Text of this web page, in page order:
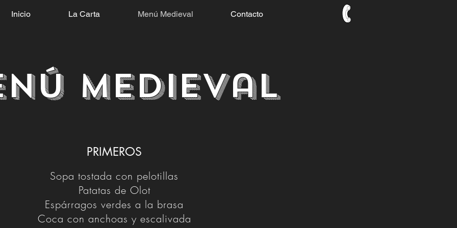
Inicio La Carta Menú Medieval Contacto
medieval
PRIMEROS
Sopa tostada con pelotillas
Patatas de Olot
Espárragos verdes a la brasa
Coca con anchoas y escalivada